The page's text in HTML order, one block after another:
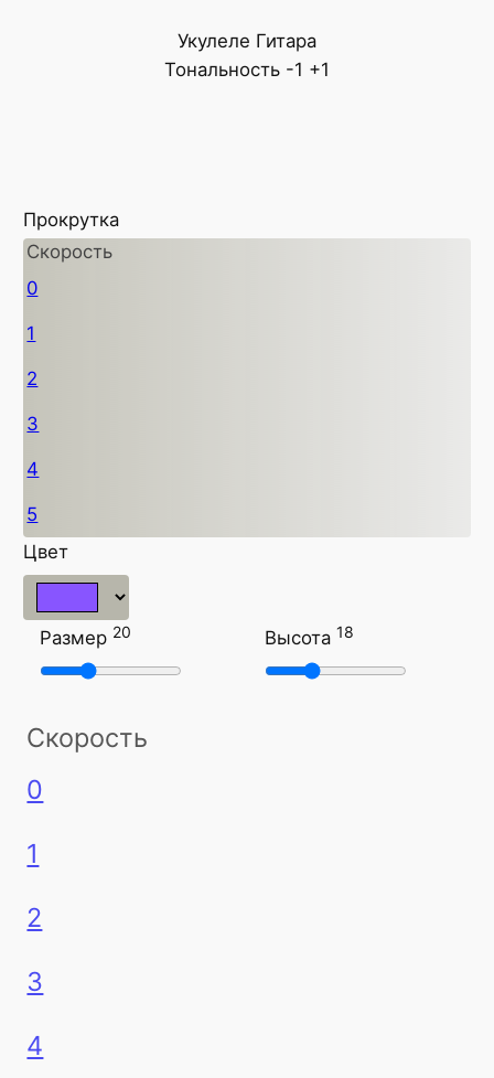
Укулеле Гитара
Тональность -1 +1
Прокрутка
Скорость
0
1
2
3
4
5
Цвет
Размер 20 Высота 18
Скорость
0
1
2
3
4